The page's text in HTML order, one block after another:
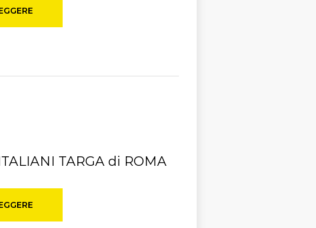
TARGA di ROMA